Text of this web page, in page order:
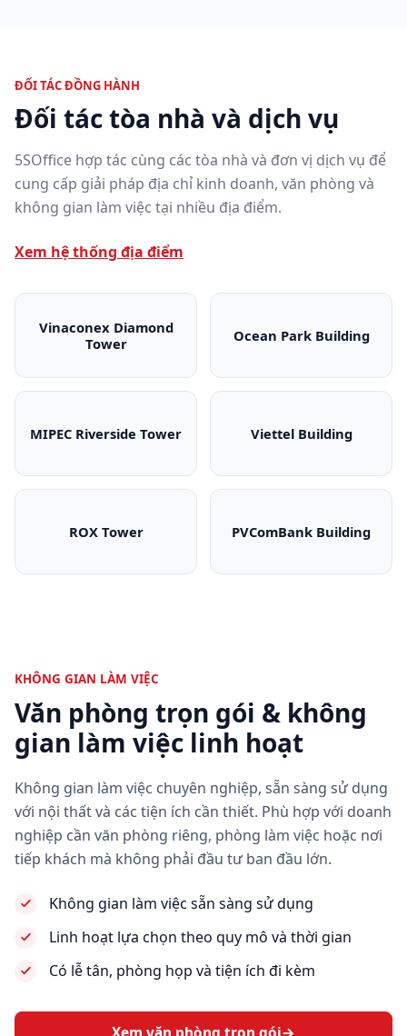
ĐỐI TÁC ĐỒNG HÀNH
Đối tác tòa nhà và dịch vụ
5SOffice hợp tác cùng các tòa nhà và đơn vị dịch vụ để
cung cấp giải pháp địa chỉ kinh doanh, văn phòng và
không gian làm việc tại nhiều địa điểm.
Xem hệ thống địa điểm
Vinaconex Diamond
TowerVinaconex Diamond Tower
Ocean Park Building
Ocean Park
MIPEC Riverside Tower
MIPEC Riverside Tower
Viettel Building
Viettel Building
ROX Tower
ROX Tower
PVComBank Building
PVComBank
KHÔNG GIAN LÀM VIỆC
Văn phòng trọn gói & không
gian làm việc linh hoạt
Không gian làm việc chuyên nghiệp, sẵn sàng sử dụng
với nội thất và các tiện ích cần thiết. Phù hợp với doanh
nghiệp cần văn phòng riêng, phòng làm việc hoặc nơi
tiếp khách mà không phải đầu tư ban đầu lớn.
Không gian làm việc sẵn sàng sử dụng
Linh hoạt lựa chọn theo quy mô và thời gian
Có lễ tân, phòng họp và tiện ích đi kèm